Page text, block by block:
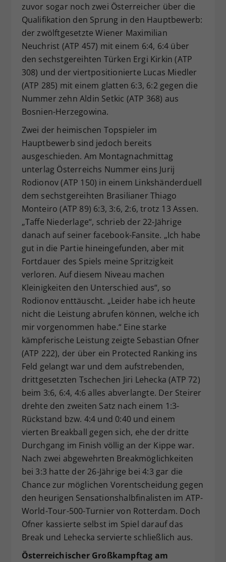
zuvor sogar noch zwei Österreicher über die
Qualifikation den Sprung in den Hauptbewerb:
der zwölftgesetzte Wiener Maximilian
Neuchrist (ATP 457) mit einem 6:4, 6:4 über
den sechstgereihten Türken Ergi Kirkin (ATP
308) und der viertpositionierte Lucas Miedler
(ATP 285) mit einem glatten 6:3, 6:2 gegen die
Nummer zehn Aldin Setkic (ATP 368) aus
Bosnien-Herzegowina.
Zwei der heimischen Topspieler im
Hauptbewerb sind jedoch bereits
ausgeschieden. Am Montagnachmittag
unterlag Österreichs Nummer eins Jurij
Rodionov (ATP 150) in einem Linkshänderduell
dem sechstgereihten Brasilianer Thiago
Monteiro (ATP 89) 6:3, 3:6, 2:6, trotz 13 Assen.
„Taffe Niederlage“, schrieb der 22-Jährige
danach auf seiner facebook-Fansite. „Ich habe
gut in die Partie hineingefunden, aber mit
Fortdauer des Spiels meine Spritzigkeit
verloren. Auf diesem Niveau machen
Kleinigkeiten den Unterschied aus“, so
Rodionov enttäuscht. „Leider habe ich heute
nicht die Leistung abrufen können, welche ich
mir vorgenommen habe.“ Eine starke
kämpferische Leistung zeigte Sebastian Ofner
(ATP 222), der über ein Protected Ranking ins
Feld gelangt war und dem aufstrebenden,
drittgesetzten Tschechen Jiri Lehecka (ATP 72)
beim 3:6, 6:4, 4:6 alles abverlangte. Der Steirer
drehte den zweiten Satz nach einem 1:3-
Rückstand bzw. 4:4 und 0:40 und einem
vierten Breakball gegen sich, ehe der dritte
Durchgang im Finish völlig an der Kippe war.
Nach zwei abgewehrten Breakmöglichkeiten
bei 3:3 hatte der 26-Jährige bei 4:3 gar die
Chance zur möglichen Vorentscheidung gegen
den heurigen Sensationshalbfinalisten im ATP-
World-Tour-500-Turnier von Rotterdam. Doch
Ofner kassierte selbst im Spiel darauf das
Break und Lehecka servierte schließlich aus.
Österreichischer Großkampftag am